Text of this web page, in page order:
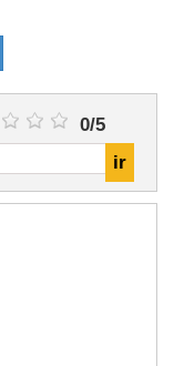
0/5